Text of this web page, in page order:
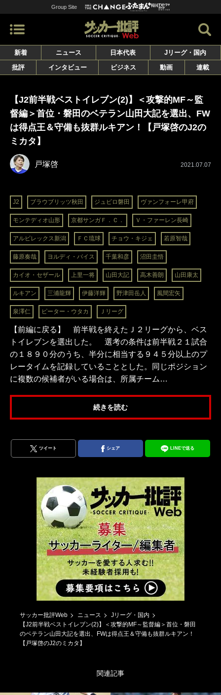
Group Site
新着 ニュース 日本代表
Jリーグ・国内
批評
インタビュー ビジネス 動画 連載
【J2前半戦ベストイレブン(2)】＜攻撃的MF～監
督編＞首位・磐田のベテラン山田大記を選出、FW
は得点王＆守備も抜群ルキアン！【戸塚啓のJ2の
ミカタ】
戸塚啓 2021.07.07
J2 ブラウブリッツ秋田 ジュビロ磐田 ヴァンフォーレ甲府
モンテディオ山形 京都サンガＦ．Ｃ． Ｖ・ファーレン長崎
アルビレックス新潟 ＦＣ琉球 チョウ・キジェ 若原智哉
藤原奏哉 ヨルディ・バイス 千葉和彦 沼田圭悟
カイオ・セザール 上里一将 山田大記 高木善朗 山田康太
ルキアン 三浦龍輝 伊藤洋輝 野津田岳人 風間宏矢
泉澤仁 ピーター・ウタカ Ｊリーグ
【前編に戻る】 前半戦を終えたＪ２リーグから、ベス
トイレブンを選出した。 選考の条件は前半戦２１試合
の１８９０分のうち、半分に相当する９４５分以上のプ
レータイムを記録していることとした。同じポジション
に複数の候補者がいる場合は、所属チーム…
続きを読む
ツイート シェア LINEで送る
サッカー批評Web ニュース
Jリーグ・国内
【J2前半戦ベストイレブン(2)】＜攻撃的MF～監督編＞首位・磐田
のベテラン山田大記を選出、FWは得点王＆守備も抜群ルキアン！
【戸塚啓のJ2のミカタ】
関連記事